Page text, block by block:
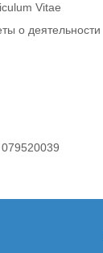
Vitae
о деятельности
079520039